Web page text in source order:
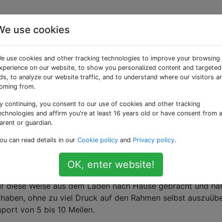
der über
wird
habe vor kurzem einen CAAD10 in die Flotte
Urlaub mitzunehmen.
, auf dem ich die Stahlräder sehr glücklich
sollte ich mir Sorgen machen, den leichten
diese Weise aus dem Laden nach Hause gebracht und
ohne zu viel Druck auf den Rahmen selbst
von 5 bis 10 Meilen.
use cookies
use cookies and other tracking technologies to improve your browsing
on our website, to show you personalized content and targeted
to analyze our website traffic, and to understand where our visitors
from.
continuing, you consent to our use of cookies and other tracking
and affirm you're at least 16 years old or have consent from a
or guardian.
can read details in our Cookie policy and Privacy policy.
OK, enter website!